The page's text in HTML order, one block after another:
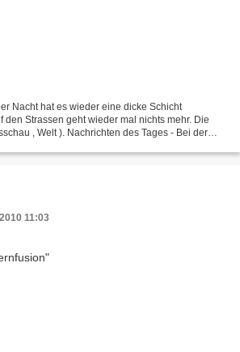
Nacht hat es wieder eine dicke Schicht
den Strassen geht wieder mal nichts mehr. Die
, Welt ). Nachrichten des Tages - Bei der
11:03